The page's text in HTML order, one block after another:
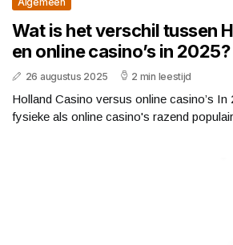
Wat is het verschil tussen
en online casino’s in 2025?
26 augustus 2025 2 min leestijd
Holland Casino versus online casino’s In
fysieke als online casino's razend